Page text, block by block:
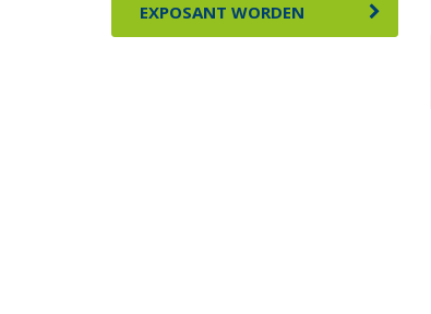
EXPOSANT WORDEN